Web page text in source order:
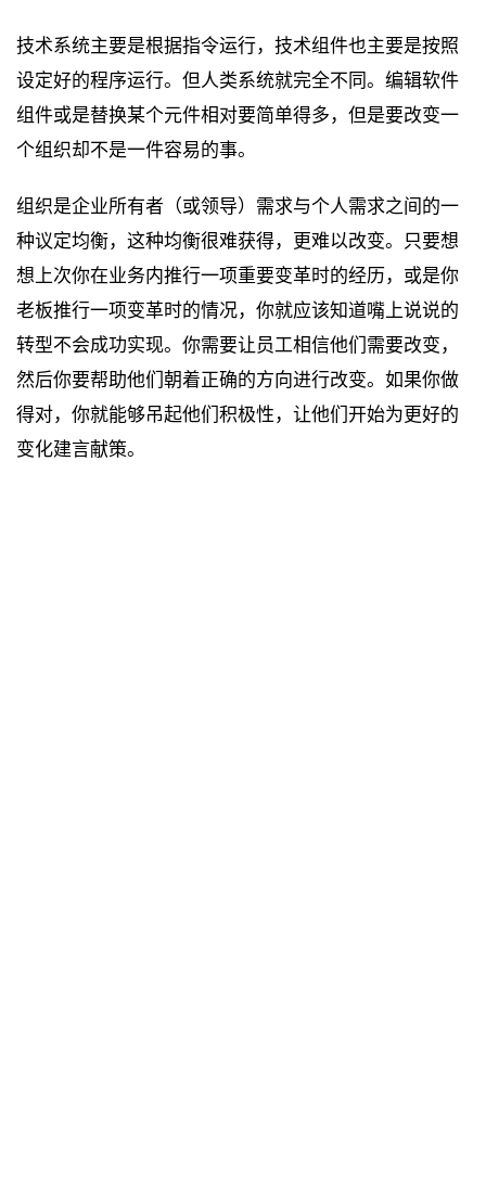
技术系统主要是根据指令运行，技术组件也主要是按照
设定好的程序运行。但人类系统就完全不同。编辑软件
组件或是替换某个元件相对要简单得多，但是要改变一
个组织却不是一件容易的事。
组织是企业所有者（或领导）需求与个人需求之间的一
种议定均衡，这种均衡很难获得，更难以改变。只要想
想上次你在业务内推行一项重要变革时的经历，或是你
老板推行一项变革时的情况，你就应该知道嘴上说说的
转型不会成功实现。你需要让员工相信他们需要改变，
然后你要帮助他们朝着正确的方向进行改变。如果你做
得对，你就能够吊起他们积极性，让他们开始为更好的
变化建言献策。